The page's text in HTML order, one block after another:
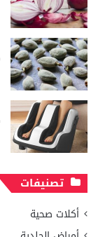
تصنيفات
أكلات صحية